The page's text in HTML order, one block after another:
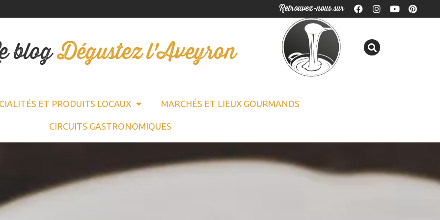
Retrouvez-nous sur
blogDégustez l'Aveyron
ET PRODUITS LOCAUX MARCHÉS ET LIEUX GOURMANDS
CIRCUITS GASTRONOMIQUES